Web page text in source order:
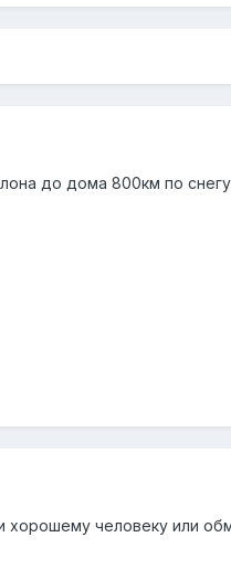
до дома 800км по
хорошему человеку или